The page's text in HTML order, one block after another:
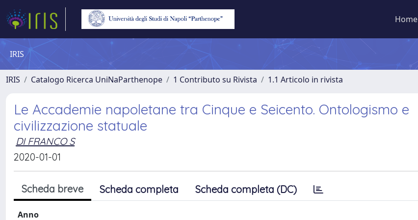
Home
IRIS
IRIS Catalogo Ricerca UniNaParthenope 1 Contributo su Rivista 1.1 Articolo in rivista
Le Accademie napoletane tra Cinque e Seicento. Ontologismo e
civilizzazione statuale
DI FRANCO S
2020-01-01
Scheda breve Scheda completa Scheda completa (DC)
Anno